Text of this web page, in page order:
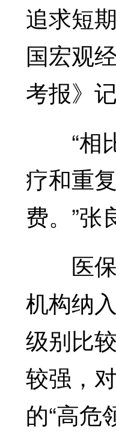
追求短
国宏观
考报》
“相比
疗和重
费。”张
医保
机构纳
级别比
较强，
的“高危